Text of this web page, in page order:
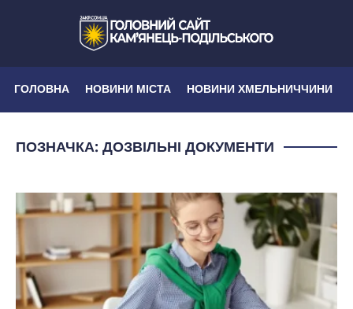
ГОЛОВНА НОВИНИ МІСТА НОВИНИ ХМЕЛЬНИЧЧИНИ
ПОЗНАЧКА: ДОЗВІЛЬНІ ДОКУМЕНТИ